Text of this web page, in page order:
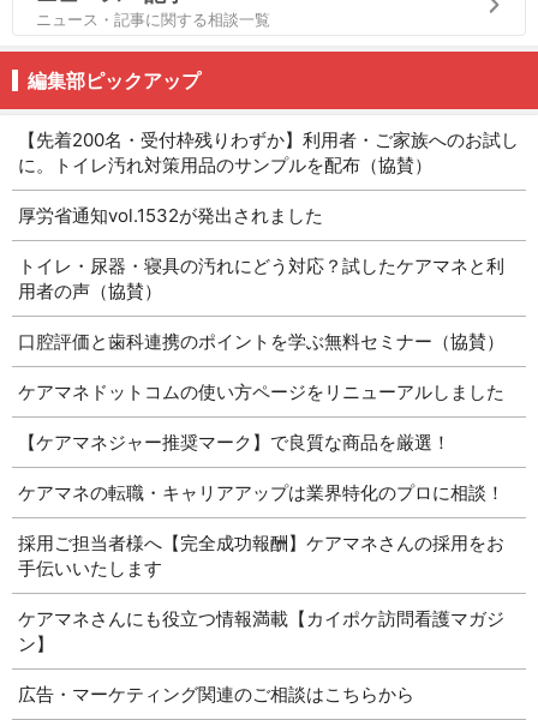
ニュース・記事に関する相談一覧
編集部ピックアップ
【先着200名・受付枠残りわずか】利用者・ご家族へのお試し
に。トイレ汚れ対策用品のサンプルを配布（協賛）
厚労省通知vol.1532が発出されました
トイレ・尿器・寝具の汚れにどう対応？試したケアマネと利
用者の声（協賛）
口腔評価と歯科連携のポイントを学ぶ無料セミナー（協賛）
ケアマネドットコムの使い方ページをリニューアルしました
【ケアマネジャー推奨マーク】で良質な商品を厳選！
ケアマネの転職・キャリアアップは業界特化のプロに相談！
採用ご担当者様へ【完全成功報酬】ケアマネさんの採用をお
手伝いいたします
ケアマネさんにも役立つ情報満載【カイポケ訪問看護マガジ
ン】
広告・マーケティング関連のご相談はこちらから